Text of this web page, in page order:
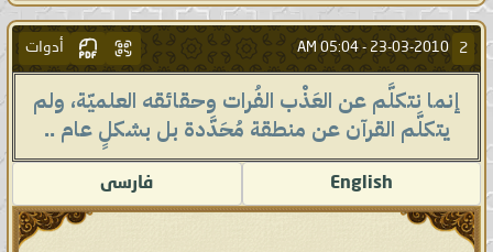
2
23-03-2010 -
05:04 AM أدوات
إنما نتكلَّم عن العَذْب الفُرات وحقائقه العلميّة، ولم
يتكلَّم القرآن عن منطقة مُحَدَّدة بل بشكلٍ عام ..
English فارسى